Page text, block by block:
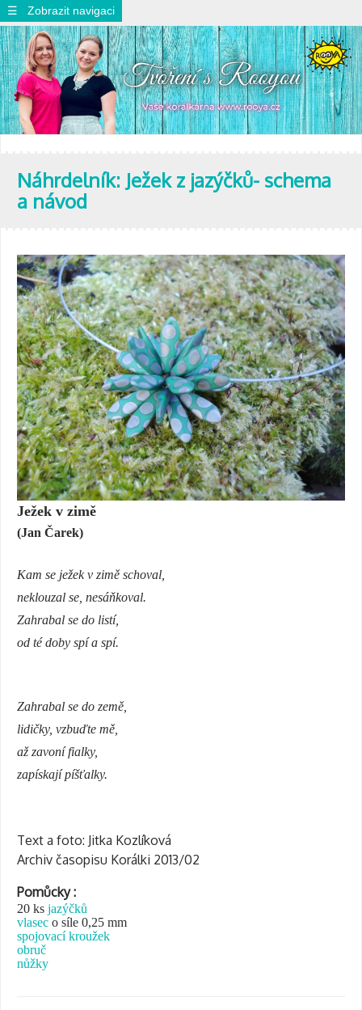
☰ Zobrazit navigaci
Náhrdelník: Ježek z jazýčků- schema
a návod
Ježek v zimě
(Jan Čarek)
Kam se ježek v zimě schoval,
neklouzal se, nesáňkoval.
Zahrabal se do listí,
od té doby spí a spí.
Zahrabal se do země,
lidičky, vzbuďte mě,
až zavoní fialky,
zapískají píšťalky.
Text a foto: Jitka Kozlíková
Archiv časopisu Korálki 2013/02
Pomůcky :
20 ks jazýčků
vlasec o síle 0,25 mm
spojovací kroužek
obruč
nůžky